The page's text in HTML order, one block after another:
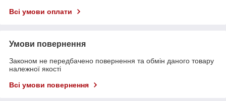
Всі умови оплати
Умови повернення
Законом не передбачено повернення та обмін даного товару
належної якості
Всі умови повернення